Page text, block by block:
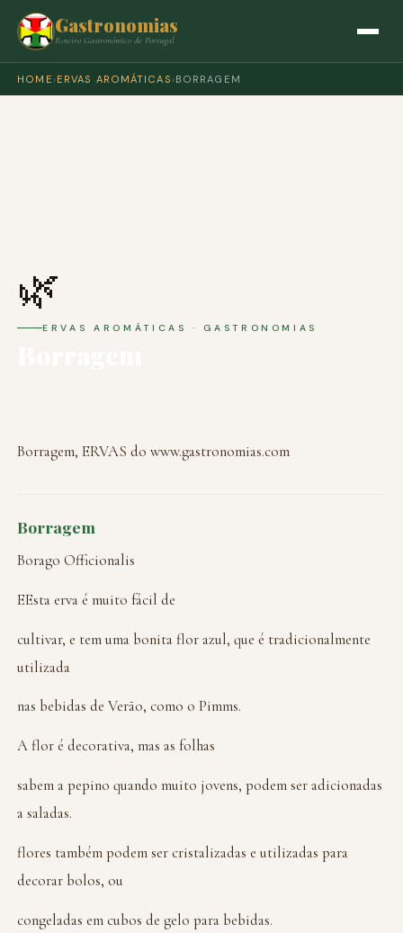
Gastronomias
Roteiro Gastronómico de Portugal
HOME › ERVAS AROMÁTICAS › BORRAGEM
🌿
ERVAS AROMÁTICAS · GASTRONOMIAS
Borragem, ERVAS do www.gastronomias.com
Borragem
Borago Officionalis
EEsta erva é muito fácil de
cultivar, e tem uma bonita flor azul, que é tradicionalmente
utilizada
nas bebidas de Verão, como o Pimms.
A flor é decorativa, mas as folhas
sabem a pepino quando muito jovens, podem ser adicionadas
a saladas.
flores também podem ser cristalizadas e utilizadas para
decorar bolos, ou
congeladas em cubos de gelo para bebidas.